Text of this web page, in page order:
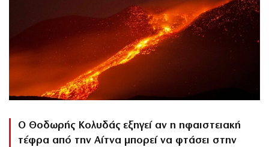
Ο Θοδωρής Κολυδάς εξηγεί αν η ηφαιστειακή
τέφρα από την Αίτνα μπορεί να φτάσει στην